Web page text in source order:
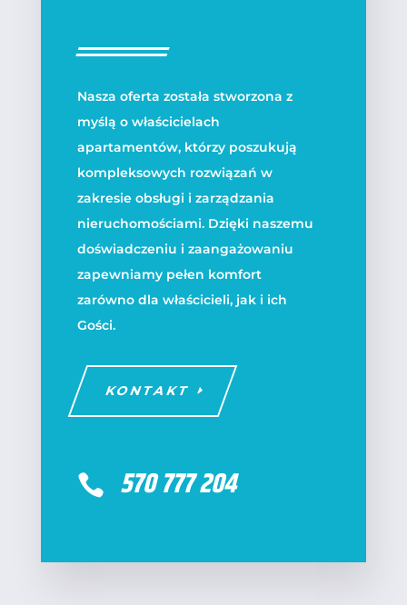
Nasza oferta została stworzona z
myślą o właścicielach
apartamentów, którzy poszukują
kompleksowych rozwiązań w
zakresie obsługi i zarządzania
nieruchomościami. Dzięki naszemu
doświadczeniu i zaangażowaniu
zapewniamy pełen komfort
zarówno dla właścicieli, jak i ich
Gości.
KONTAKT
 570 777 204